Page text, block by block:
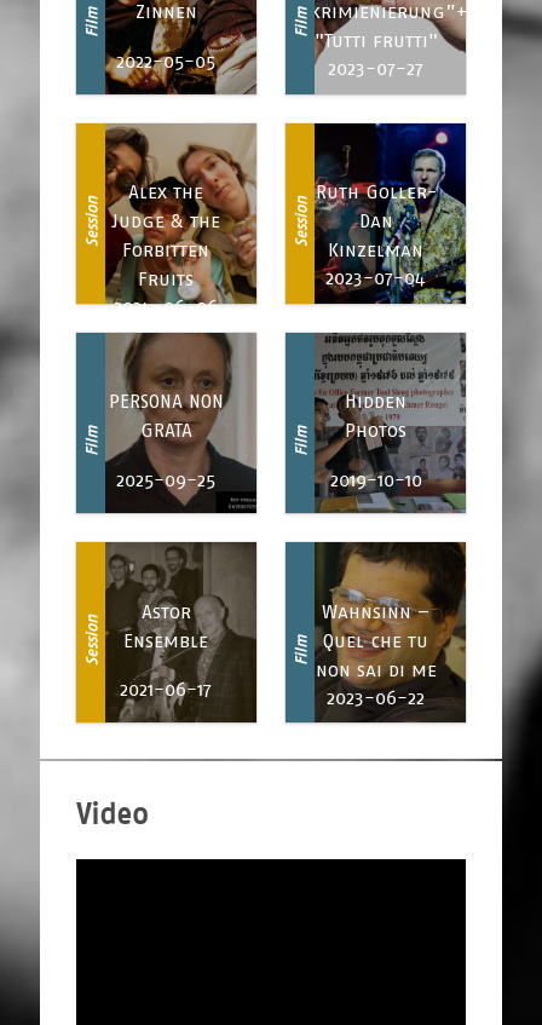
Film Zinnen
2022-05-05
Film
Diskrimienierung”+
"Tutti frutti"
2023-07-27
Session
Alex the
Judge & the
Forbitten
Fruits
2024-06-06
Session
Ruth Goller-
Dan
Kinzelman
2023-07-04
Film
PERSONA NON
GRATA
2025-09-25
Film
Hidden
Photos
2019-10-10
Session
Astor
Ensemble
2021-06-17
Film
Wahnsinn –
Quel che tu
non sai di me
2023-06-22
Video